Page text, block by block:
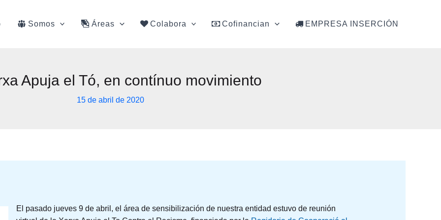
Somos Áreas Colabora Cofinancian EMPRESA INSERCIÓN
Apuja el Tó, en contínuo movimiento
15 de abril de 2020
El pasado jueves 9 de abril, el área de sensibilización de nuestra entidad estuvo de reunión